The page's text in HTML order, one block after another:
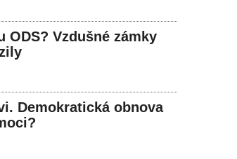
ODS? Vzdušné zámky
Demokratická obnova